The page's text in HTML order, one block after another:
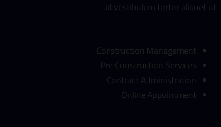
id vestibulum tortor aliquet ut.
Construction Management
Pre Construction Services
Contract Administration
Online Appointment